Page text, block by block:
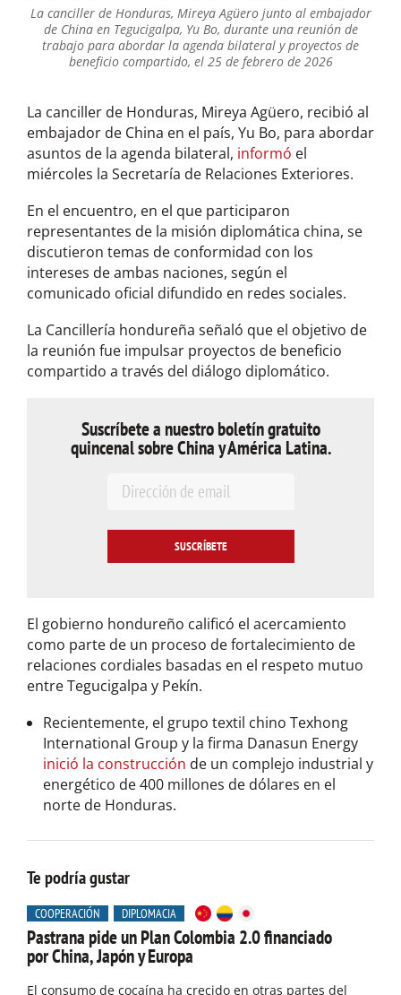
La canciller de Honduras, Mireya Agüero junto al embajador
de China en Tegucigalpa, Yu Bo, durante una reunión de
trabajo para abordar la agenda bilateral y proyectos de
beneficio compartido, el 25 de febrero de 2026
La canciller de Honduras, Mireya Agüero, recibió al
embajador de China en el país, Yu Bo, para abordar
asuntos de la agenda bilateral, informó el
miércoles la Secretaría de Relaciones Exteriores.
En el encuentro, en el que participaron
representantes de la misión diplomática china, se
discutieron temas de conformidad con los
intereses de ambas naciones, según el
comunicado oficial difundido en redes sociales.
La Cancillería hondureña señaló que el objetivo de
la reunión fue impulsar proyectos de beneficio
compartido a través del diálogo diplomático.
Suscríbete a nuestro boletín gratuito
quincenal sobre China y América Latina.
El gobierno hondureño calificó el acercamiento
como parte de un proceso de fortalecimiento de
relaciones cordiales basadas en el respeto mutuo
entre Tegucigalpa y Pekín.
Recientemente, el grupo textil chino Texhong
International Group y la firma Danasun Energy
inició la construcción de un complejo industrial y
energético de 400 millones de dólares en el
norte de Honduras.
Te podría gustar
COOPERACIÓN DIPLOMACIA
Pastrana pide un Plan Colombia 2.0 financiado
por China, Japón y Europa
El consumo de cocaína ha crecido en otras partes del